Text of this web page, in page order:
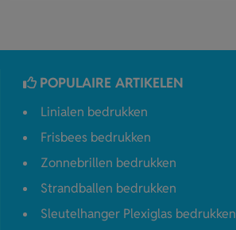
POPULAIRE ARTIKELEN
Linialen bedrukken
Frisbees bedrukken
Zonnebrillen bedrukken
Strandballen bedrukken
Sleutelhanger Plexiglas bedrukken